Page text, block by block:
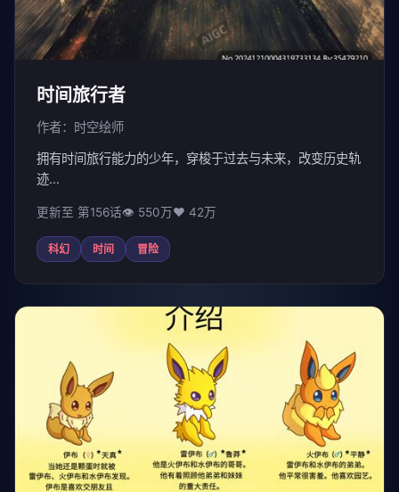
时间旅行者
作者：时空绘师
拥有时间旅行能力的少年，穿梭于过去与未来，改变历史轨
迹...
更新至 第156话👁 550万❤️ 42万
科幻 时间 冒险